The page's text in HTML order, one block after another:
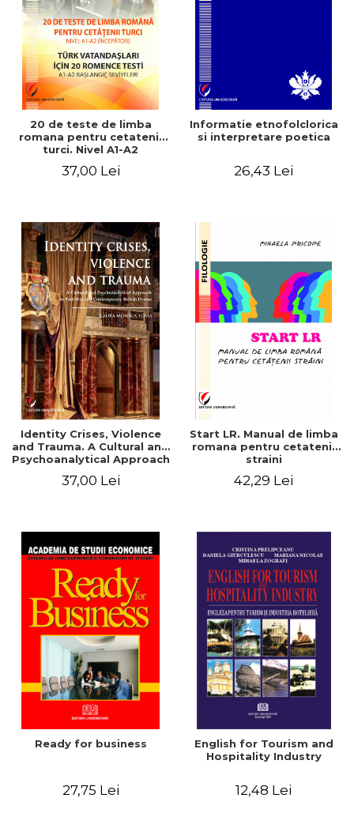
20 de teste de limba
romana pentru cetatenii
turci. Nivel A1-A2
vatandaşlari için A1-A2
37,00 Lei
Informatie etnofolclorica
si interpretare poetica
26,43 Lei
Identity Crises, Violence
and Trauma. A Cultural and
Psychoanalytical Approach
Contemporary British
37,00 Lei
Start LR. Manual de limba
romana pentru cetatenii
straini
42,29 Lei
Ready for business
27,75 Lei
English for Tourism and
Hospitality Industry
12,48 Lei